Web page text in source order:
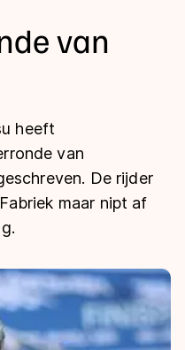
van
heeft
van
De rijder
maar nipt af